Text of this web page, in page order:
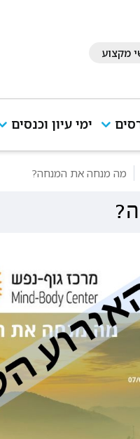
מקצוע
ימי עיון וכנסים
מה מנחה את המנחה?